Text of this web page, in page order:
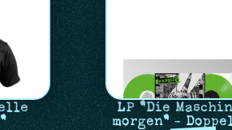
LP "Die
morgen" -